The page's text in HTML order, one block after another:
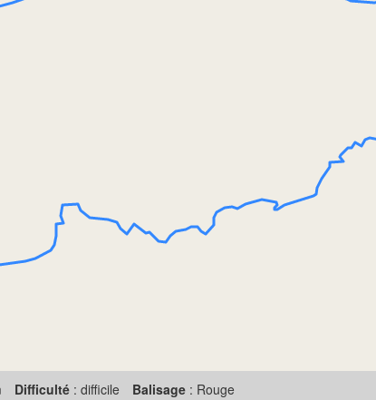
Difficulté : difficile Balisage : Rouge